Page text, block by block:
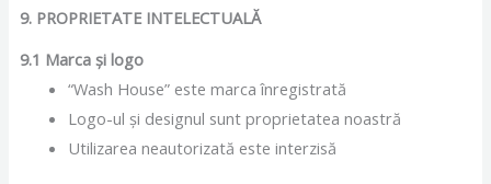
9. PROPRIETATE INTELECTUALĂ
9.1 Marca și logo
“Wash House” este marca înregistrată
Logo-ul și designul sunt proprietatea noastră
Utilizarea neautorizată este interzisă